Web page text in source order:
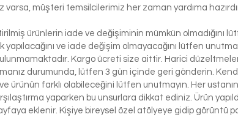
varsa, müşteri temsilcilerimiz her zaman yardıma
ürünlerin iade ve değişiminin mümkün olmadığını
yapılacağını ve iade değişim olmayacağını lütfen
Kargo ücreti size aittir. Harici
durumunda, lütfen 3 gün içinde geri gönderin.
ürünün farklı olabileceğini lütfen unutmayın. Her
yaparken bu unsurlara dikkat ediniz. Ürün
eklenir. Kişiye bireysel özel atölyeye gidip görüntü